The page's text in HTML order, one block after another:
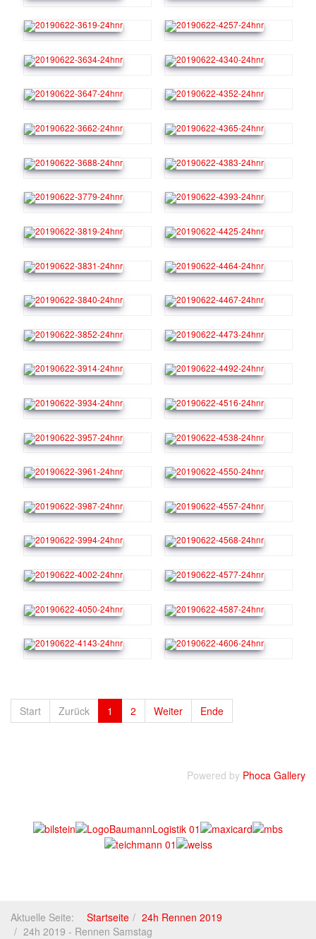
Start Zurück 1 2 Weiter Ende
Powered by Phoca Gallery
Aktuelle Seite: Startseite
24h Rennen 2019
24h 2019 - Rennen Samstag